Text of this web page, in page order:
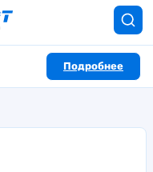
Подробнее